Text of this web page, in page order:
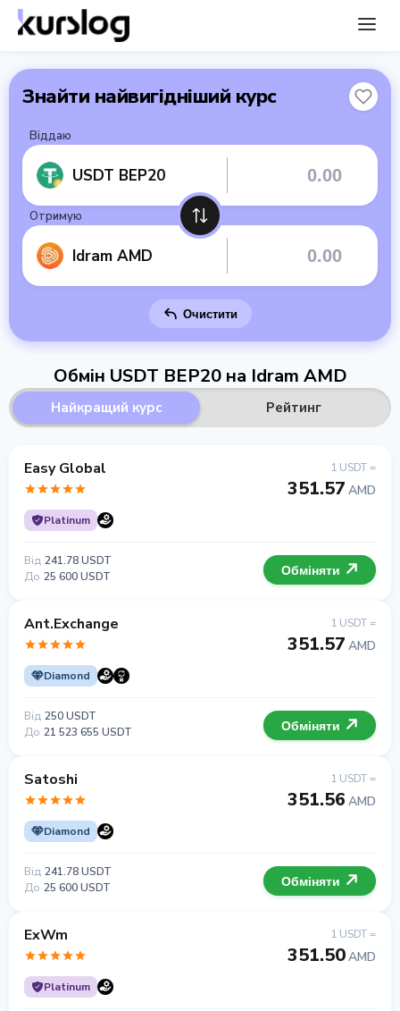
Знайти найвигідніший курс
Віддаю
USDT BEP20
Отримую
Idram AMD
Очистити
Обмін USDT BEP20 на Idram AMD
Найкращий курс Рейтинг
Easy Global
Platinum
1 USDT =
351.57 AMD
Від 241.78 USDT
До 25 600 USDT Обміняти
Ant.Exchange
Diamond
1 USDT =
351.57 AMD
Від 250 USDT
До 21 523 655 USDT Обміняти
Satoshi
Diamond
1 USDT =
351.56 AMD
Від 241.78 USDT
До 25 600 USDT Обміняти
ExWm
Platinum
1 USDT =
351.50AMD